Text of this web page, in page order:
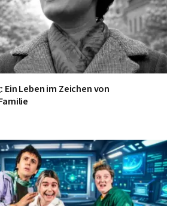
Leben im Zeichen von